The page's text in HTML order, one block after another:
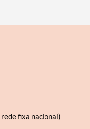
fixa nacional)